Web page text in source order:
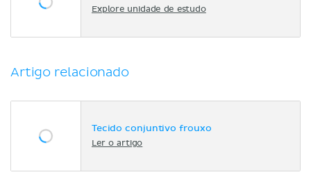
Explore unidade de estudo
Artigo relacionado
Tecido conjuntivo frouxo
Ler o artigo